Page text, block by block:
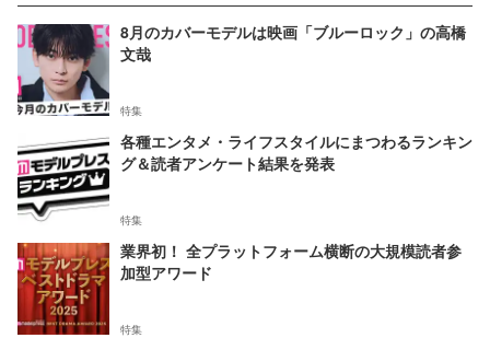
8月のカバーモデルは映画「ブルーロック」の高橋
文哉
特集
各種エンタメ・ライフスタイルにまつわるランキン
グ＆読者アンケート結果を発表
特集
業界初！ 全プラットフォーム横断の大規模読者参
加型アワード
特集